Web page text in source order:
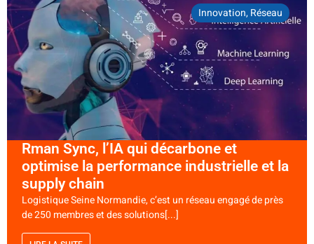
Innovation,Réseau
Rman Sync, l’IA qui décarbone et
optimise la performance industrielle et la
supply chain
Logistique Seine Normandie, c’est un réseau engagé de près
de 250 membres et des solutions[...]